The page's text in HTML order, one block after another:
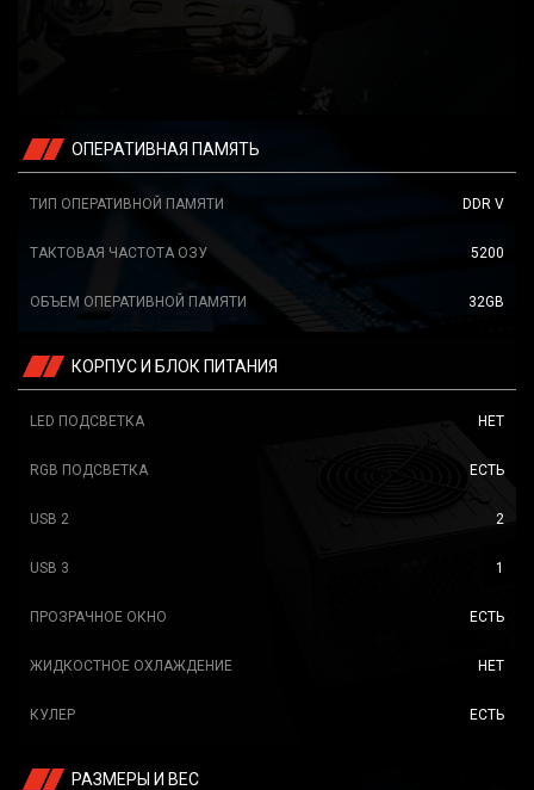
ОПЕРАТИВНАЯ ПАМЯТЬ
ТИП ОПЕРАТИВНОЙ ПАМЯТИ DDR V
ТАКТОВАЯ ЧАСТОТА ОЗУ 5200
ОБЪЕМ ОПЕРАТИВНОЙ ПАМЯТИ 32GB
КОРПУС И БЛОК ПИТАНИЯ
LED ПОДСВЕТКА НЕТ
RGB ПОДСВЕТКА ЕСТЬ
USB 2 2
USB 3 1
ПРОЗРАЧНОЕ ОКНО ЕСТЬ
ЖИДКОСТНОЕ ОХЛАЖДЕНИЕ НЕТ
КУЛЕР ЕСТЬ
РАЗМЕРЫ И ВЕС